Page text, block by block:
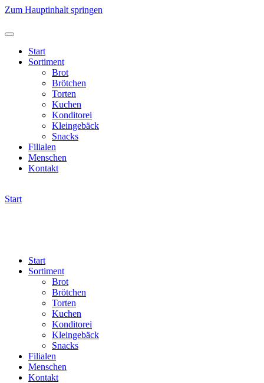
Zum Hauptinhalt springen
Start
Sortiment
Brot
Brötchen
Torten
Kuchen
Konditorei
Kleingebäck
Snacks
Filialen
Menschen
Kontakt
Start
Start
Sortiment
Brot
Brötchen
Torten
Kuchen
Konditorei
Kleingebäck
Snacks
Filialen
Menschen
Kontakt